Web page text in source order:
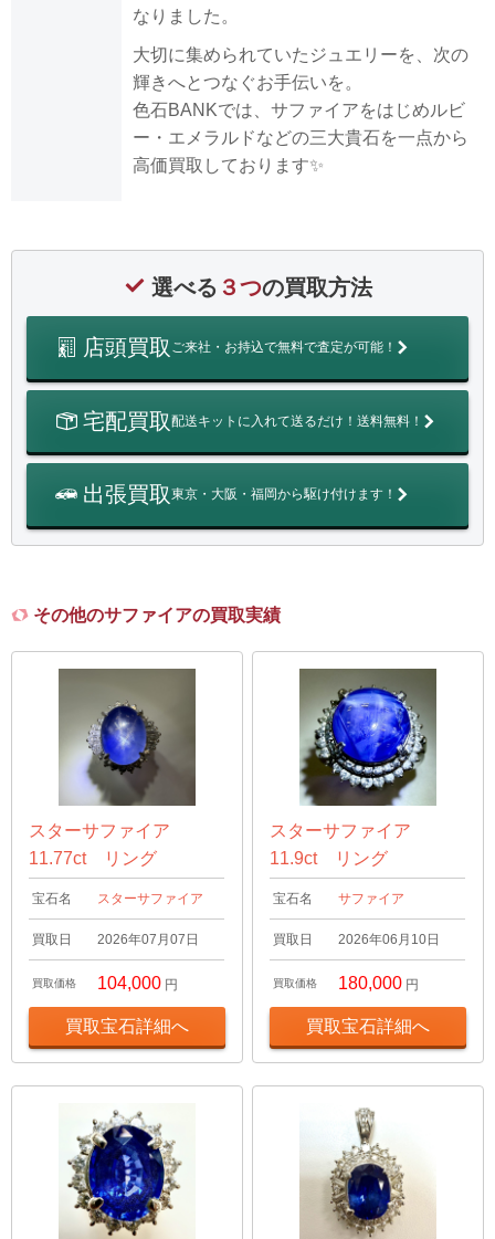
なりました。
大切に集められていたジュエリーを、次の
輝きへとつなぐお手伝いを。
色石BANKでは、サファイアをはじめルビ
ー・エメラルドなどの三大貴石を一点から
高価買取しております✨
選べる ３つの買取方法
店頭買取 ご来社・お持込で無料で査定が可能！
宅配買取配送キットに入れて送るだけ！送料無料！
出張買取東京・大阪・福岡から駆け付けます！
その他のサファイアの買取実績
スターサファイア
11.77ct リング
宝石名 スターサファイア
買取日 2026年07月07日
買取価格 104,000 円
買取宝石詳細へ
スターサファイア
11.9ct リング
宝石名 サファイア
買取日 2026年06月10日
買取価格 180,000 円
買取宝石詳細へ